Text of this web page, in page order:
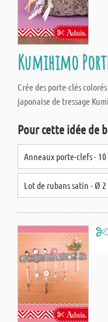
Kumihimo
Crée des porte-clés
japonaise de tressage
Pour cette idée de
Anneaux porte-clefs -
Lot de rubans satin - Ø